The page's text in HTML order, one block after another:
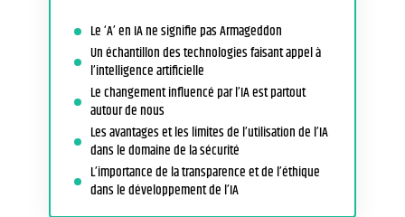
Le ‘A’ en IA ne signifie pas Armageddon
Un échantillon des technologies faisant appel à
l’intelligence artificielle
Le changement influencé par l’IA est partout
autour de nous
Les avantages et les limites de l’utilisation de l’IA
dans le domaine de la sécurité
L’importance de la transparence et de l’éthique
dans le développement de l’IA